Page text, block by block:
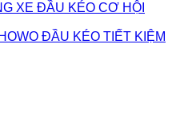
XE ĐẦU KÉO CƠ HỘI
ĐẦU KÉO TIẾT KIỆM